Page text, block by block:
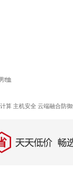
t恤
算 主机安全 云端融合防
天天低价，畅选